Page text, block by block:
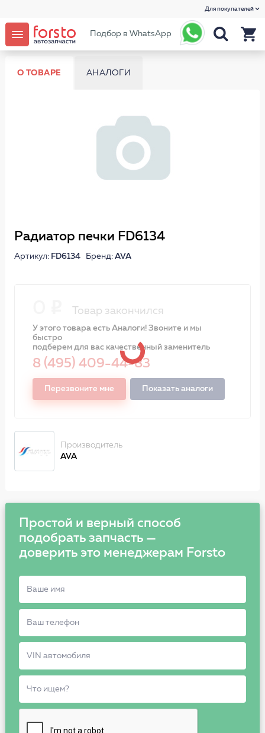
Для покупателей
Подбор в WhatsApp
О ТОВАРЕ АНАЛОГИ
Радиатор печки FD6134
Артикул: FD6134Бренд: AVA
Товар закончился
У этого товара есть Аналоги! Звоните и мы
быстро
подберем для вас качественный заменитель
8 (495) 409-44-83
Перезвоните мне Показать аналоги
Производитель
AVA
Простой и верный способ
подобрать запчасть —
доверить это менеджерам Forsto